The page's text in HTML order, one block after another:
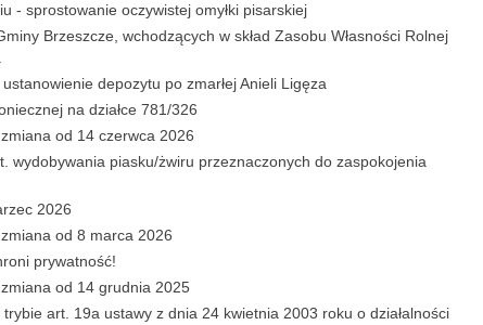
- sprostowanie oczywistej omyłki pisarskiej
Brzeszcze, wchodzących w skład Zasobu Własności Rolnej
depozytu po zmarłej Anieli Ligęza
na działce 781/326
od 14 czerwca 2026
wydobywania piasku/żwiru przeznaczonych do zaspokojenia
2026
od 8 marca 2026
prywatność!
od 14 grudnia 2025
art. 19a ustawy z dnia 24 kwietnia 2003 roku o działalności